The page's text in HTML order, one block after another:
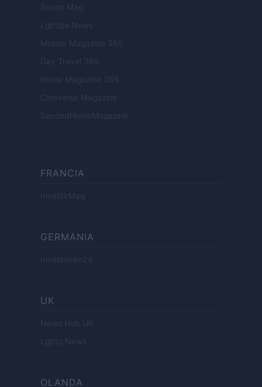
Scoop Mag
Lgbtqia News
Motors Magazine 365
Day Travel 365
Home Magazine 365
Cineverse Magazine
SecondHomeMagazine
FRANCIA
InvestirMag
GERMANIA
Investieren24
UK
News Hub UK
Lgbtq News
OLANDA